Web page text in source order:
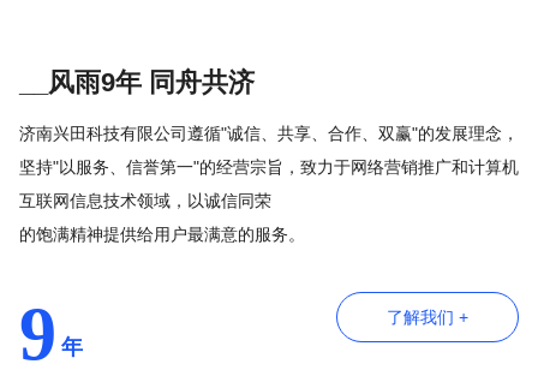
__风雨9年 同舟共济
济南兴田科技有限公司遵循"诚信、共享、合作、双赢"的发展理念，
坚持"以服务、信誉第一"的经营宗旨，致力于网络营销推广和计算机
互联网信息技术领域，以诚信同荣
的饱满精神提供给用户最满意的服务。
9 年
了解我们 +